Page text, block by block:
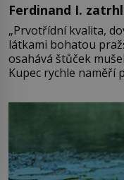
Ferdinand I.
„Prvotřídní kvalita,
látkami bohatou
osahává štůček
Kupec rychle naměří
milostpaní. Stačí
množství růžového
Vezme do ruky